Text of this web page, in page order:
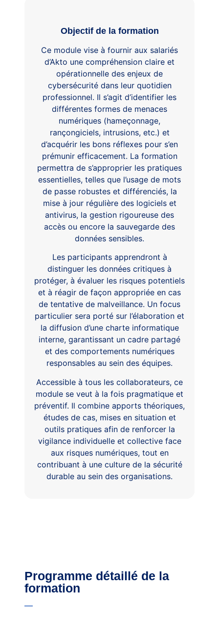
Objectif de la formation
Ce module vise à fournir aux salariés
d’Akto une compréhension claire et
opérationnelle des enjeux de
cybersécurité dans leur quotidien
professionnel. Il s’agit d’identifier les
différentes formes de menaces
numériques (hameçonnage,
rançongiciels, intrusions, etc.) et
d’acquérir les bons réflexes pour s’en
prémunir efficacement. La formation
permettra de s’approprier les pratiques
essentielles, telles que l’usage de mots
de passe robustes et différenciés, la
mise à jour régulière des logiciels et
antivirus, la gestion rigoureuse des
accès ou encore la sauvegarde des
données sensibles.
Les participants apprendront à
distinguer les données critiques à
protéger, à évaluer les risques potentiels
et à réagir de façon appropriée en cas
de tentative de malveillance. Un focus
particulier sera porté sur l’élaboration et
la diffusion d’une charte informatique
interne, garantissant un cadre partagé
et des comportements numériques
responsables au sein des équipes.
Accessible à tous les collaborateurs, ce
module se veut à la fois pragmatique et
préventif. Il combine apports théoriques,
études de cas, mises en situation et
outils pratiques afin de renforcer la
vigilance individuelle et collective face
aux risques numériques, tout en
contribuant à une culture de la sécurité
durable au sein des organisations.
Programme détaillé de la
formation